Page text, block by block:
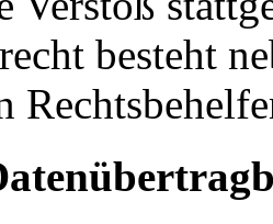
besteht